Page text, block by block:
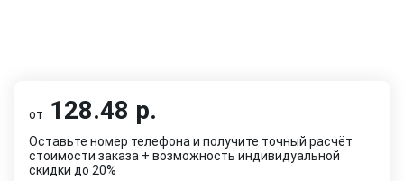
от 128.48 р.
Оставьте номер телефона и получите точный расчёт
стоимости заказа + возможность индивидуальной
скидки до 20%